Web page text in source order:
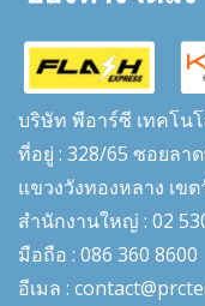
บริษัท พีอาร์ซี เทคโน
ที่อยู่ : 328/65 ซอยลา
แขวงวังทองหลาง เข
สำนักงานใหญ่ : 02
มือถือ : 086 360 8600
อีเมล :